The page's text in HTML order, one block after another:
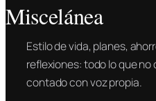
Miscelánea
Estilo de vida, planes,
reflexiones: todo lo que
contado con voz propia.